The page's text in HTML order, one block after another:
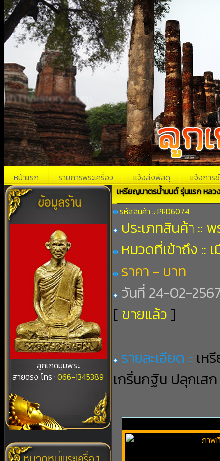
หน้าแรก รายการพระเครื่อง แจ้งส่งพัสดุ แจ้งการช
ลูกเกดมุมพระ
สายตรง โทร :066-1345389
เหรียญบาตรน้ำมนต์ รุ่นแรก หล
รหัสสินค้า :: PRD6074
ประเภทสินค้า ::
หมวดที่เข้าถึง ::
ราคา - บาท
วันที่ 24-02-
[ ขายแล้ว ]
รายละเอียด :: เห
เกริ่นกฐิน ปลุกเส